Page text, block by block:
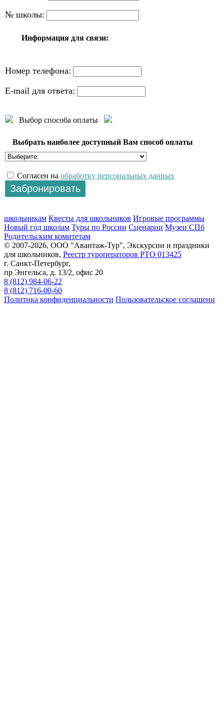
№ школы:
Информация для связи:
Номер телефона:
E-mail для ответа:
Выбор способа оплаты
Выбрать наиболее доступный Вам способ оплаты
Согласен на обработку персональных данных
школьникам Квесты для школьников Игровые программы
Новый год школам Туры по России Сценарии Музеи СПб
Родительским комитетам
© 2007-2026, ООО "Авантаж-Тур", Экскурсии и праздники
для школьников, Реестр туроператоров РТО 013425
г. Санкт-Петербург,
пр Энгельса, д. 13/2, офис 20
8 (812) 984-06-22
8 (812) 716-00-60
Политика конфиденциальности Пользовательское соглашени